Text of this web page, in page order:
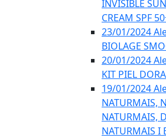
INVISIBLE
CREAM SPF
23/01/2024
BIOLAGE
20/01/2024
KIT PIEL
19/01/2024
NATURMAIS,
NATURMAIS,
NATURMAIS I